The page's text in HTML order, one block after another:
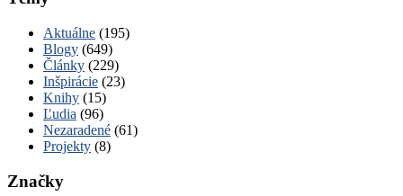
Aktuálne (195)
Blogy (649)
Články (229)
Inšpirácie (23)
Knihy (15)
Ľudia (96)
Nezaradené (61)
Projekty (8)
Značky